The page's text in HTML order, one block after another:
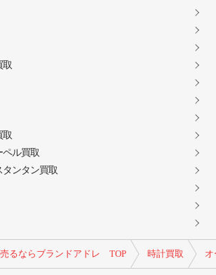
るならブランドアドレ TOP 時計買取
取
取
ペル買取
ンタン買取